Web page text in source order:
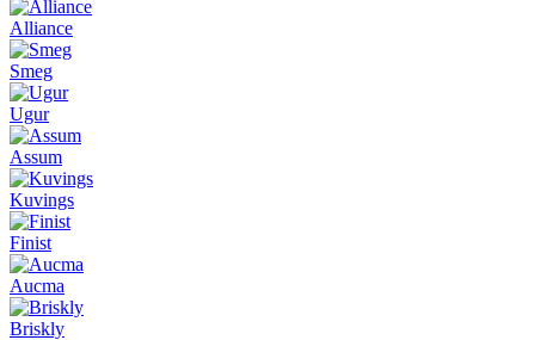
Alliance
Smeg
Ugur
Assum
Kuvings
Finist
Aucma
Briskly